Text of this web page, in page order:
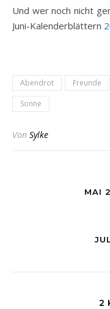
Und wer noch nicht
Juni-Kalenderblättern
Abendrot Freunde
Sonne
Von Sylke
MAI
2